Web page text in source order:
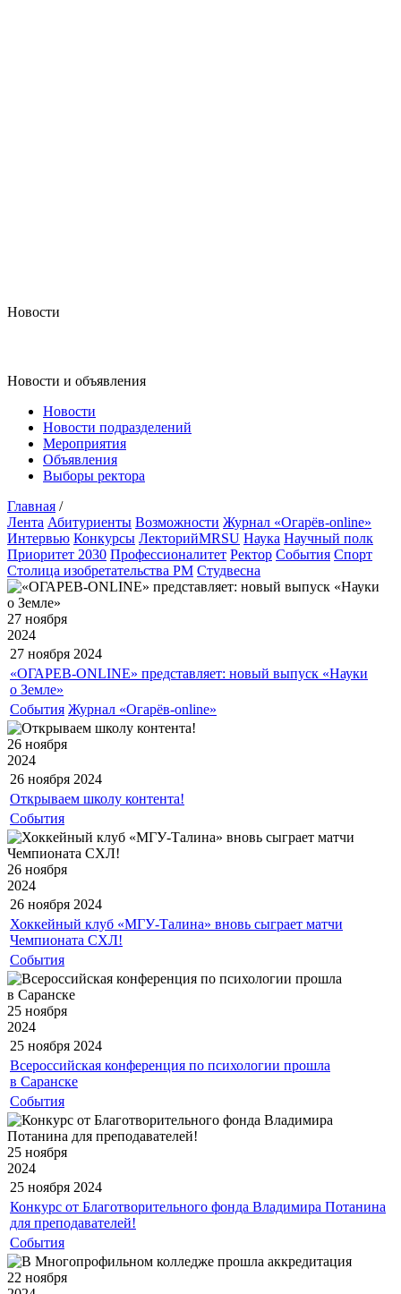
Новости
Новости и объявления
Новости
Новости подразделений
Мероприятия
Объявления
Выборы ректора
Главная /
Лента Абитуриенты Возможности Журнал «Огарёв-online»
Интервью Конкурсы ЛекторийMRSU Наука Научный полк
Приоритет 2030 Профессионалитет Ректор События Спорт
Столица изобретательства РМ Студвесна
27 ноября
2024
27 ноября 2024
«ОГАРЕВ-ONLINE» представляет: новый выпуск «Науки
о Земле»
События Журнал «Огарёв-online»
26 ноября
2024
26 ноября 2024
Открываем школу контента!
События
26 ноября
2024
26 ноября 2024
Хоккейный клуб «МГУ-Талина» вновь сыграет матчи
Чемпионата СХЛ!
События
25 ноября
2024
25 ноября 2024
Всероссийская конференция по психологии прошла
в Саранске
События
25 ноября
2024
25 ноября 2024
Конкурс от Благотворительного фонда Владимира Потанина
для преподавателей!
События
22 ноября